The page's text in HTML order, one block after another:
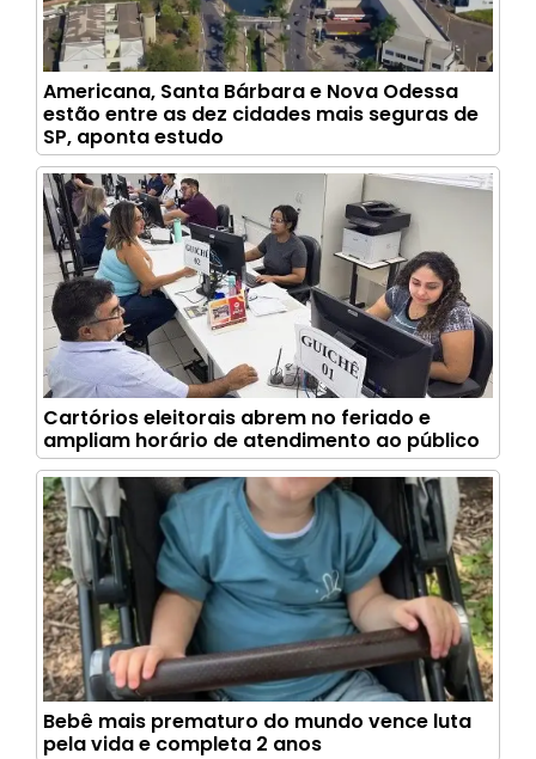
Americana, Santa Bárbara e Nova Odessa
estão entre as dez cidades mais seguras de
SP, aponta estudo
Cartórios eleitorais abrem no feriado e
ampliam horário de atendimento ao público
Bebê mais prematuro do mundo vence luta
pela vida e completa 2 anos